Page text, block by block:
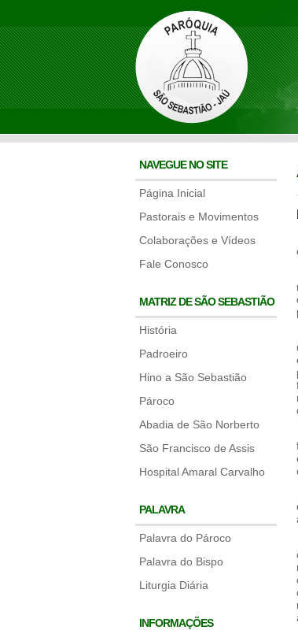
NAVEGUE NO SITE
Página Inicial
Pastorais e Movimentos
Colaborações e Vídeos
Fale Conosco
MATRIZ DE SÃO SEBASTIÃO
História
Padroeiro
Hino a São Sebastião
Pároco
Abadia de São Norberto
São Francisco de Assis
Hospital Amaral Carvalho
PALAVRA
Palavra do Pároco
Palavra do Bispo
Liturgia Diária
INFORMAÇÕES